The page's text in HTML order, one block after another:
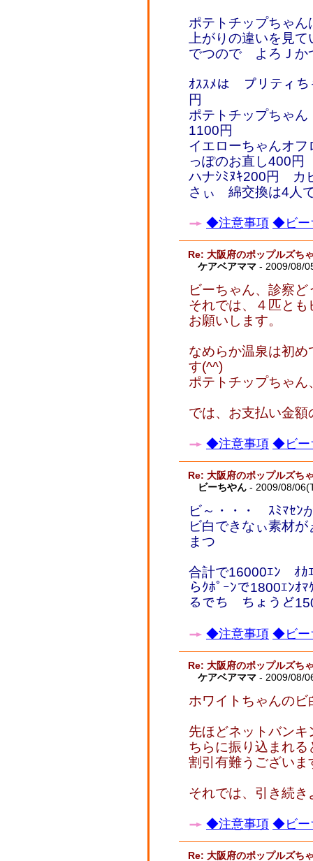
ポテトチップちゃ
上がりの違いを見
でつので よろＪ
ｵｽｽﾒは プリティ
円
ポテトチップちゃ
1100円
イエローちゃんオ
っぽのお直し400
ハナｼﾐﾇｷ200円 カ
さぃ 綿交換は4人
◆注意事項 ◆ビー
Re: 大阪府のポップルズち
ケアベアママ - 2009/08/
ビーちゃん、診察
それでは、４匹と
お願いします。
なめらか温泉は初
す(^^)
ポテトチップちゃ
では、お支払い金
◆注意事項 ◆ビー
Re: 大阪府のポップルズち
ビーちやん - 2009/08/
ビ～・・・ ｽﾐﾏｾﾝ
ビ白できなぃ素材
まつ
合計で16000ｴﾝ ｵｶ
らｸﾎﾟｰﾝで1800ｴﾝ
るでち ちょうど
◆注意事項 ◆ビー
Re: 大阪府のポップルズち
ケアベアママ - 2009/08/
ホワイトちゃんの
先ほどネットバン
ちらに振り込まれ
割引有難うござい
それでは、引き続
◆注意事項 ◆ビー
Re: 大阪府のポップルズち